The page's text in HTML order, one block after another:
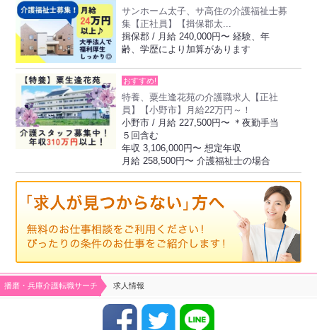
サンホーム太子、サ高住の介護福祉士募
集【正社員】【揖保郡太...
揖保郡 / 月給 240,000円〜 経験、年
齢、学歴により加算があります
おすすめ!
特養、粟生逢花苑の介護職求人【正社
員】【小野市】月給22万円～！
小野市 / 月給 227,500円〜 ＊夜勤手当
５回含む
年収 3,106,000円〜 想定年収
月給 258,500円〜 介護福祉士の場合
播磨・兵庫介護転職サーチ 求人情報